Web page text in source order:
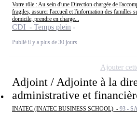
Votre rôle : Au sein d'une Direction chargée de
fragiles, assurer l'accueil et l'information des familles
domicile, prendre en charge...
CDI - Temps plein
Publié il y a plus de 30 jours
Adjoint / Adjointe à la
administrative et
INATEC (INATEC BUSINESS SCHOOL) - 93 -
Ajouter